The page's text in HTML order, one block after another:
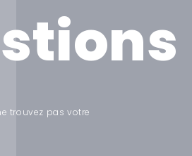
trouvez pas votre